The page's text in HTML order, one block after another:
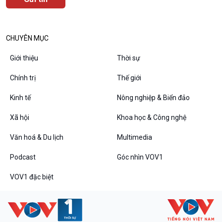
Chát với người nổi tiếng
E-Magazine
Bình luận
10 phút Sự kiện - Luận bàn
Dòng chảy sự kiện
CHUYÊN MỤC
Giới thiệu Thời sự
Chính trị Thế giới
Kinh tế Nông nghiệp & Biển đảo
Xã hội Khoa học & Công nghệ
Văn hoá & Du lịch Multimedia
Podcast Góc nhìn VOV1
VOV1 đặc biệt